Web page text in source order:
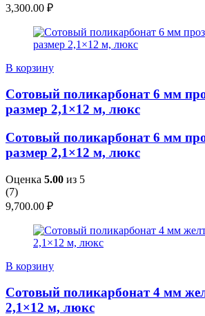
3,300.00 ₽
В корзину
Сотовый поликарбонат 6 мм
размер 2,1×12 м, люкс
Сотовый поликарбонат 6 мм
размер 2,1×12 м, люкс
Оценка 5.00 из 5
(7)
9,700.00 ₽
В корзину
Сотовый поликарбонат 4 мм
2,1×12 м, люкс